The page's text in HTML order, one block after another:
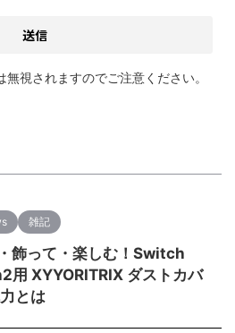
視されますのでご注意ください。
雑記
飾って・楽しむ！Switch
用 XYYORITRIX ダストカバ
とは